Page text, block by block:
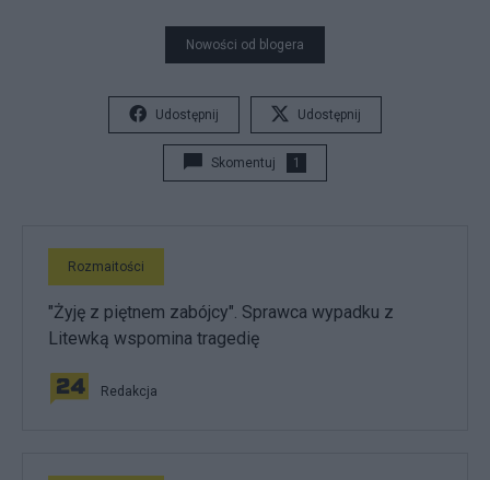
Nowości od blogera
Udostępnij Udostępnij
Skomentuj 1
Rozmaitości
"Żyję z piętnem zabójcy". Sprawca wypadku z
Litewką wspomina tragedię
Redakcja